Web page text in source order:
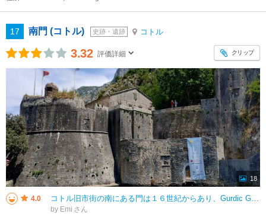
17 南門 (コトル) 史跡・遺跡 コトル
3.32 評価詳細 クリップ
18
4.0 コトル旧市街の南にある門は１６世紀からあり、Gurdic Gateとも呼ばれています。 バスターミナルから旧市街にアクセスするには南門が近いと思います。 私たちは北門から城壁を歩いてカンパナ塔やシーゲートの上を歩いて、
by Emi